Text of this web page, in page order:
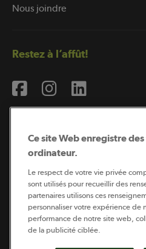
Nous joindre
Restez à l’affût!
Coopérateur est
Il est l’outil
québécoise.
Ce site Web enregistre
ordinateur.
Le respect de votre vie privée
sont utilisés pour recueillir des
partenaires utilisons ces
personnaliser votre expérience de
performance de notre site web,
de la publicité ciblée.